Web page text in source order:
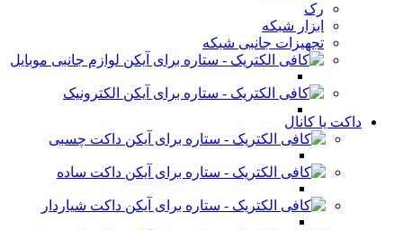
رک
ابزار شبکه
تجهیزات جانبی شبکه
لوازم جانبی موبایل
الکترونیک
داکت یا کانال
داکت چسبی
داکت ساده
داکت شیاردار